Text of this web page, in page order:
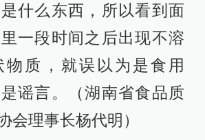
什么东西，所以看到面
一段时间之后出现不溶
物质，就误以为是食用
谣言。（湖南省食品质
会理事长杨代明）